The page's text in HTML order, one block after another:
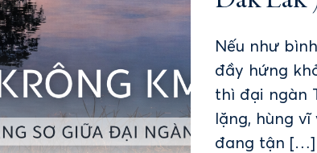
Nếu như
đầy hứng
thì đại ngàn
lặng, hùng
đang tận […]